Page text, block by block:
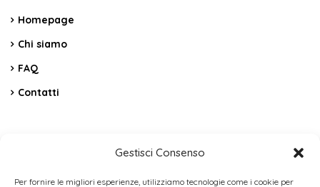
Gestisci Consenso
Per fornire le migliori esperienze, utilizziamo tecnologie come i cookie per
Homepage
Chi siamo
FAQ
Contatti
C.da Vicino La Terra Snc – Cerda PA